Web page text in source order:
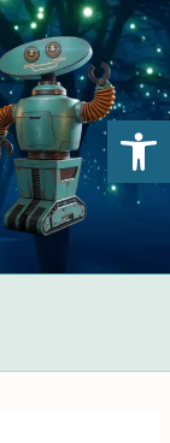
Skip
to
content
פתח סרגל